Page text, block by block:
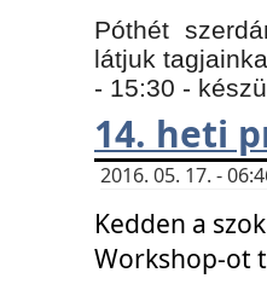
Póthét
látjuk
- 15:30 -
14. heti
2016. 05. 17. -
Kedden a
Workshop-ot